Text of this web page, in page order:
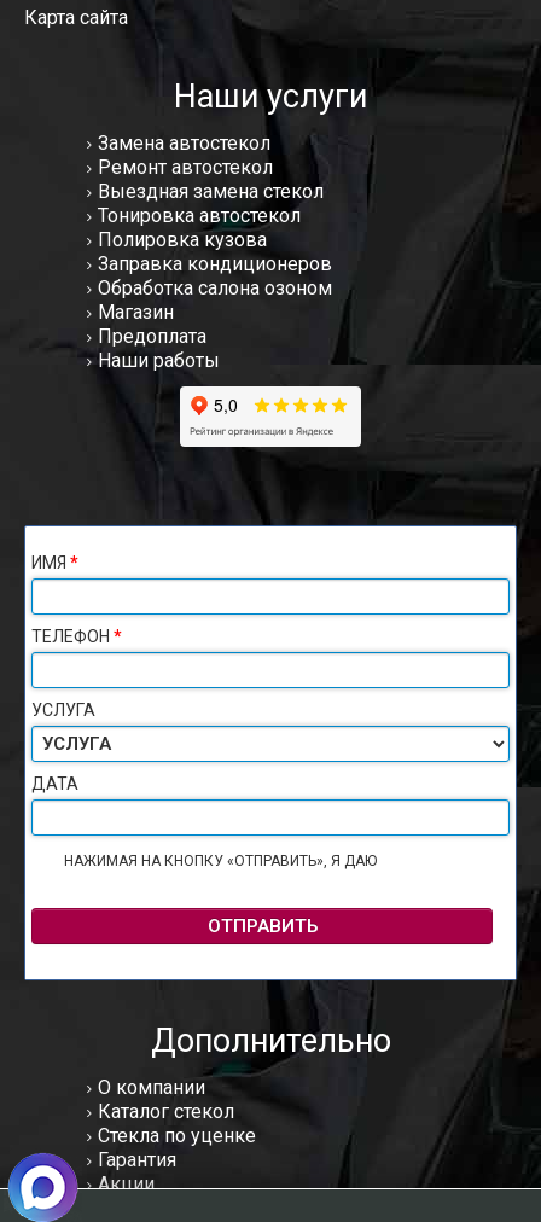
Карта сайта
Наши услуги
Замена автостекол
Ремонт автостекол
Выездная замена стекол
Тонировка автостекол
Полировка кузова
Заправка кондиционеров
Обработка салона озоном
Магазин
Предоплата
Наши работы
ИМЯ *
ТЕЛЕФОН *
УСЛУГА
ДАТА
НАЖИМАЯ НА КНОПКУ «ОТПРАВИТЬ», Я ДАЮ
ОТПРАВИТЬ
Дополнительно
О компании
Каталог стекол
Стекла по уценке
Гарантия
Акции